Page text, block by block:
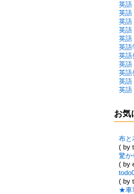
英
英
英
英
英
英語
英
英
英
英
英
お気
布と
( by
( by
( by